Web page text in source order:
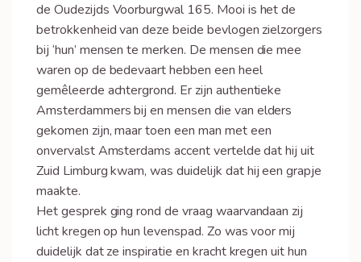
de Oudezijds Voorburgwal 165. Mooi is het de
betrokkenheid van deze beide bevlogen zielzorgers
bij ‘hun’ mensen te merken. De mensen die mee
waren op de bedevaart hebben een heel
gemêleerde achtergrond. Er zijn authentieke
Amsterdammers bij en mensen die van elders
gekomen zijn, maar toen een man met een
onvervalst Amsterdams accent vertelde dat hij uit
Zuid Limburg kwam, was duidelijk dat hij een grapje
maakte.
Het gesprek ging rond de vraag waarvandaan zij
licht kregen op hun levenspad. Zo was voor mij
duidelijk dat ze inspiratie en kracht kregen uit hun